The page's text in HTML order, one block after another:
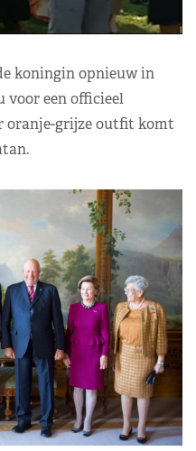
koningin opnieuw in
voor een officieel
oranje-grijze outfit komt